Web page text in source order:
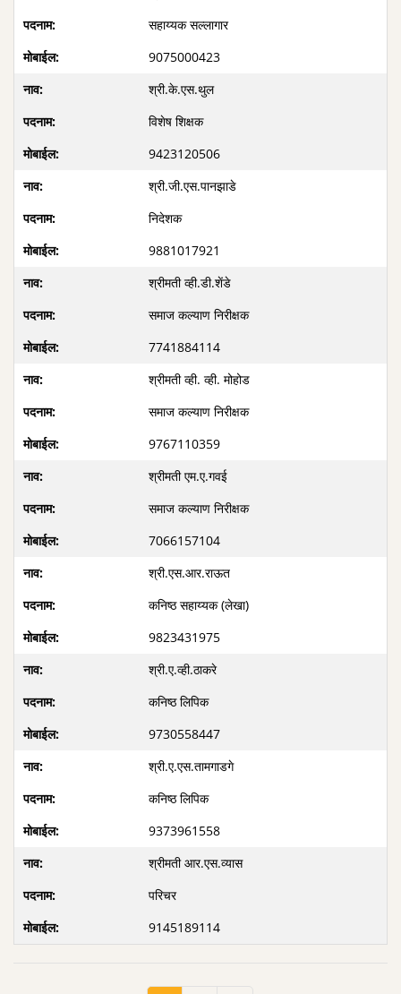
सहाय्यक सल्लागार
9075000423
श्री.के.एस.थुल
विशेष शिक्षक
9423120506
श्री.जी.एस.पानझाडे
निदेशक
9881017921
श्रीमती व्ही.डी.शेंडे
समाज कल्याण निरीक्षक
7741884114
श्रीमती व्ही. व्ही. मोहोड
समाज कल्याण निरीक्षक
9767110359
श्रीमती एम.ए.गवई
समाज कल्याण निरीक्षक
7066157104
श्री.एस.आर.राऊत
कनिष्ठ सहाय्यक (लेखा)
9823431975
श्री.ए.व्ही.ठाकरे
कनिष्ठ लिपिक
9730558447
श्री.ए.एस.तामगाडगे
कनिष्ठ लिपिक
9373961558
श्रीमती आर.एस.व्यास
परिचर
9145189114